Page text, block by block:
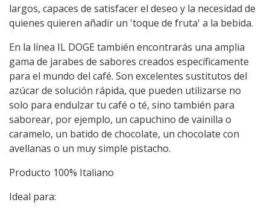
largos, capaces de satisfacer el deseo y la necesidad de
quienes quieren añadir un 'toque de fruta' a la bebida.
En la línea IL DOGE también encontrarás una amplia
gama de jarabes de sabores creados específicamente
para el mundo del café. Son excelentes sustitutos del
azúcar de solución rápida, que pueden utilizarse no
solo para endulzar tu café o té, sino también para
saborear, por ejemplo, un capuchino de vainilla o
caramelo, un batido de chocolate, un chocolate con
avellanas o un muy simple pistacho.
Producto 100% Italiano
Ideal para: